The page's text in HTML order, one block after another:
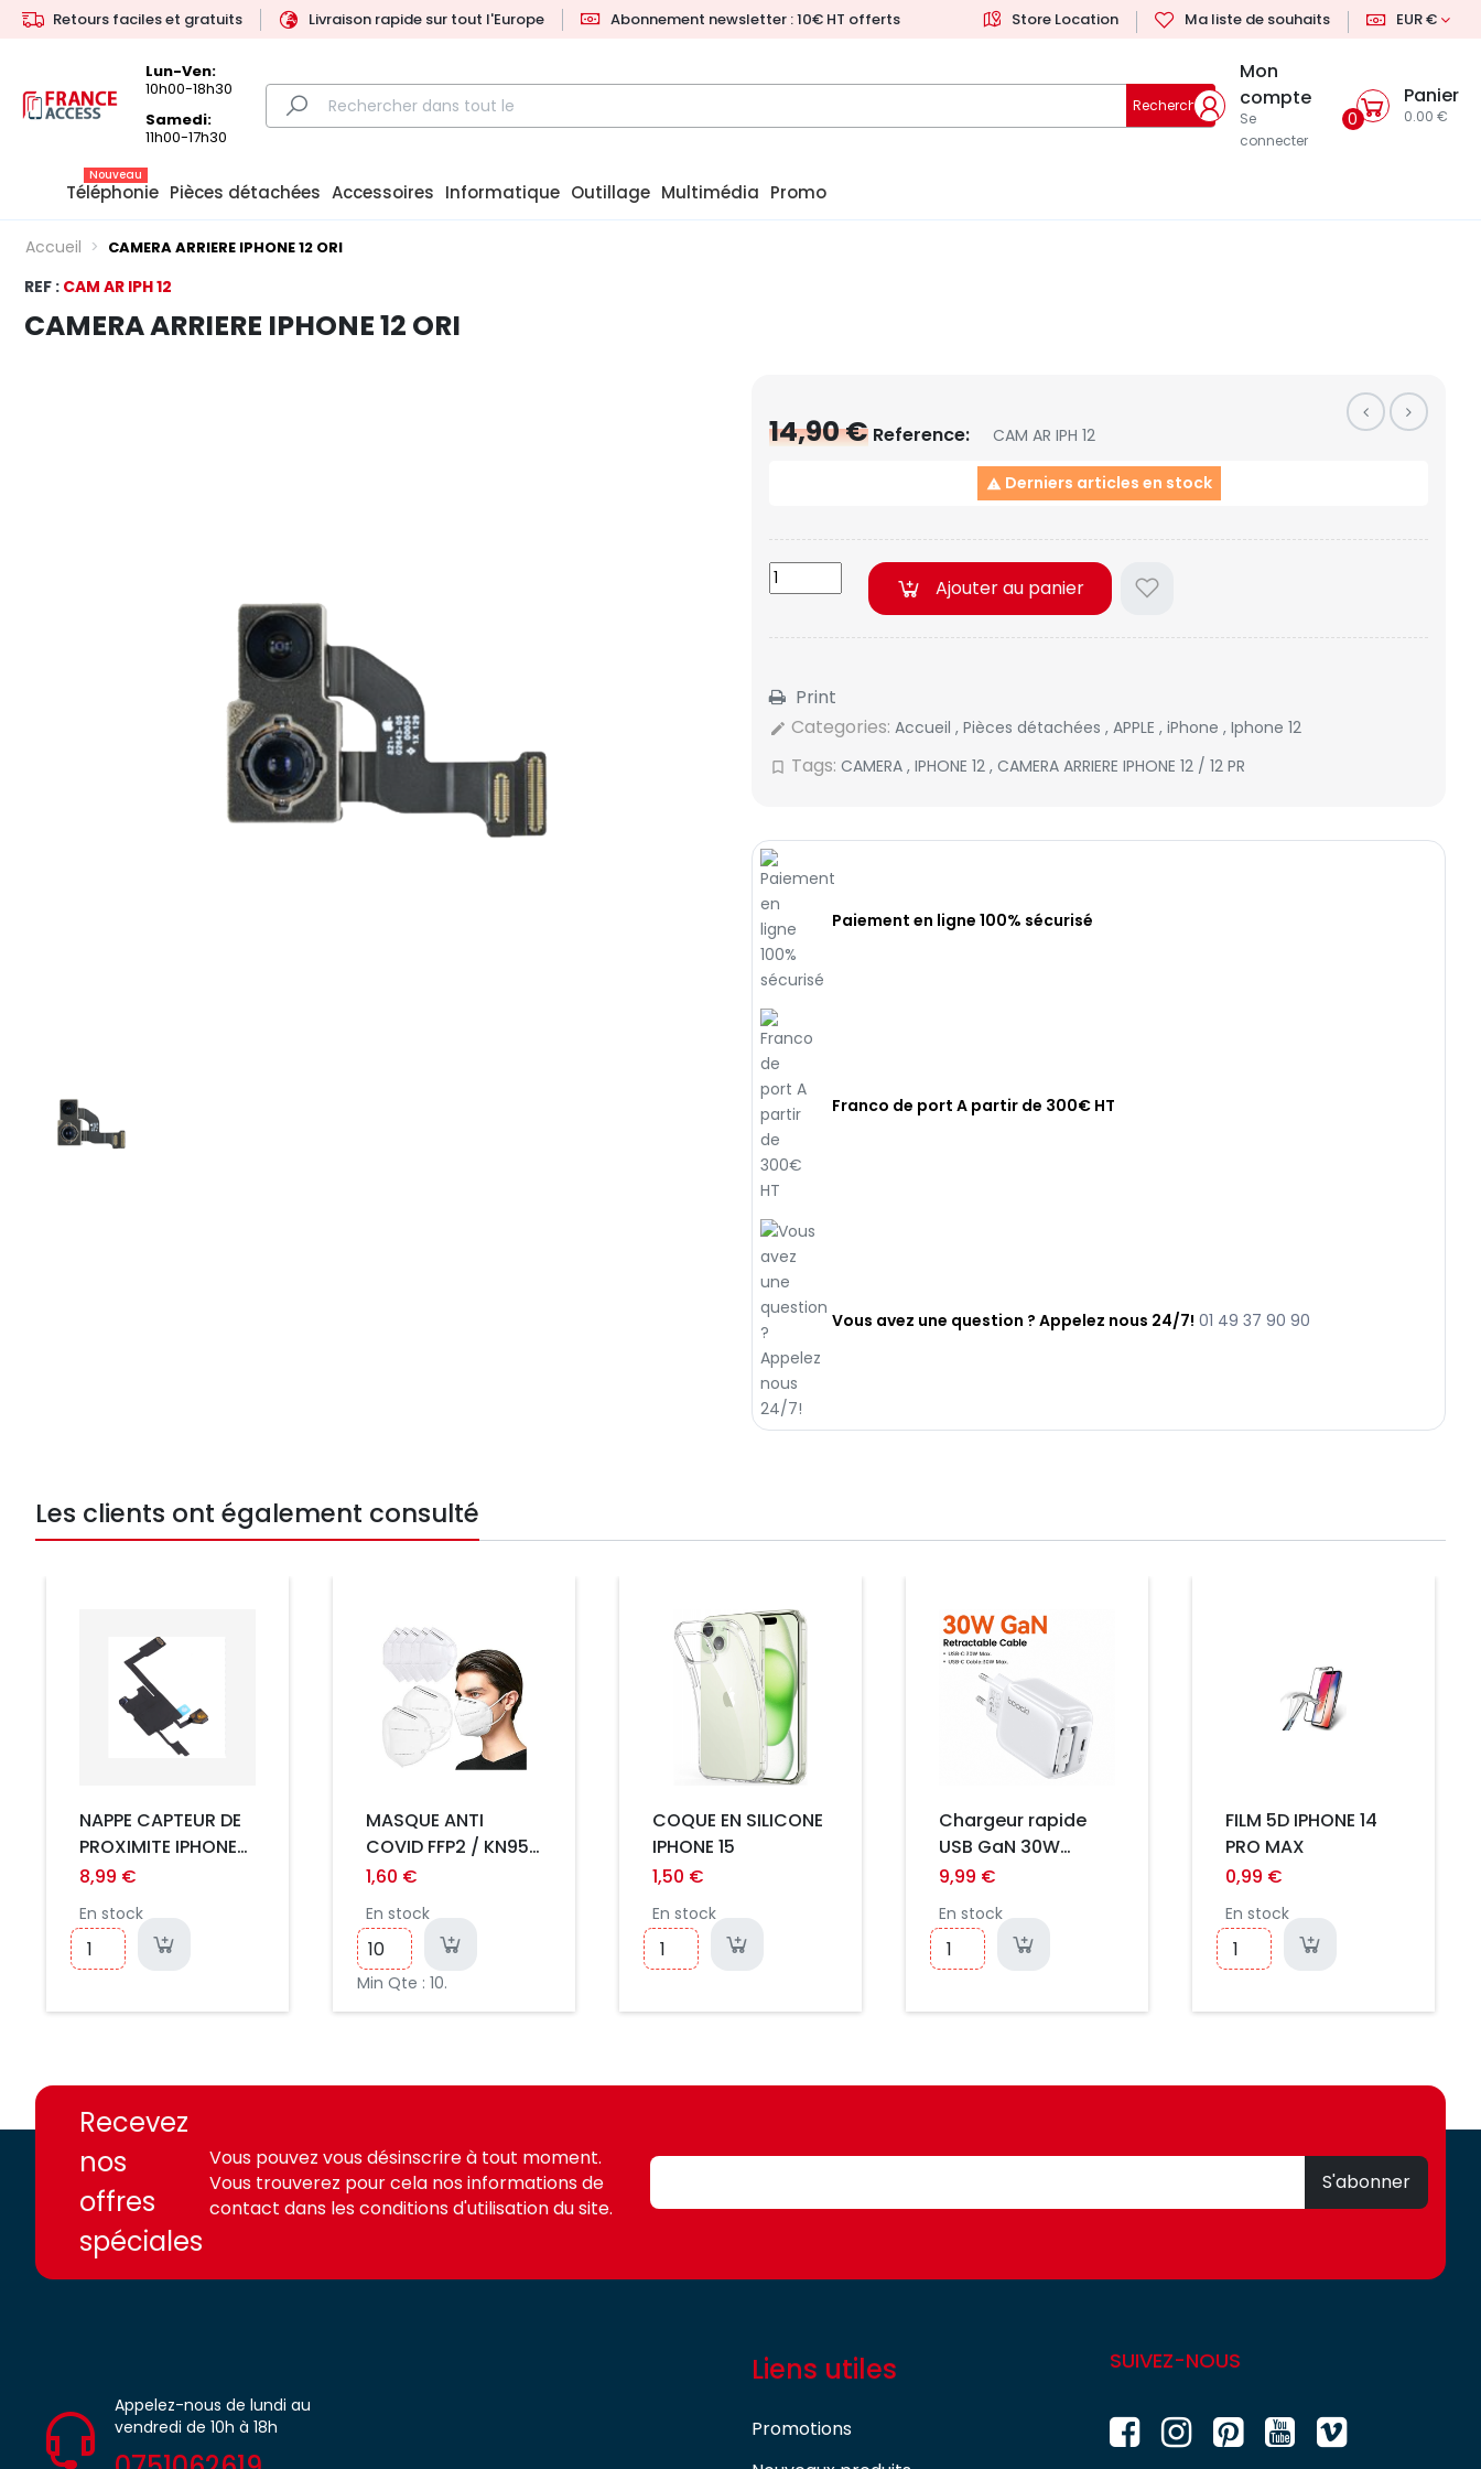
Retours faciles et gratuits Livraison rapide sur tout l'Europe Abonnement newsletter : 10€ HT offerts Store Location Ma liste de souhaits EUR €
Lun-Ven:
10h00-18h30
Samedi:
11h00-17h30
Rechercher
Mon
compte
Se
connecter
0
Panier
0.00 €
Téléphonie
Nouveau
Pièces détachées Accessoires Informatique Outillage Multimédia Promo
Accueil CAMERA ARRIERE IPHONE 12 ORI
REF : CAM AR IPH 12
CAMERA ARRIERE IPHONE 12 ORI
14,90 € Reference: CAM AR IPH 12
 Derniers articles en stock
Ajouter au panier
Print
edit Categories: Accueil , Pièces détachées , APPLE , iPhone , Iphone 12
bookmark_border Tags: CAMERA , IPHONE 12 , CAMERA ARRIERE IPHONE 12 / 12 PR
Paiement en ligne 100% sécurisé
Franco de port A partir de 300€ HT
Vous avez une question ? Appelez nous 24/7! 01 49 37 90 90
Les clients ont également consulté
NAPPE CAPTEUR DE
PROXIMITE IPHONE
14 PRO MAX
8,99 €
En stock
Prix
MASQUE ANTI
COVID FFP2 / KN95
CE
1,60 €
En stock
Min Qte : 10.
Prix
COQUE EN SILICONE
IPHONE 15
1,50 €
En stock
Prix
Chargeur rapide
USB GaN 30W
Toocki avec câble
Type-C
9,99 €
En stock
FILM 5D IPHONE 14
PRO MAX
0,99 €
En stock
access.fr
access.fr
Recevez
nos
offres
spéciales
Vous pouvez vous désinscrire à tout moment.
Vous trouverez pour cela nos informations de
contact dans les conditions d'utilisation du site.
S'abonner
Appelez-nous de lundi au
vendredi de 10h à 18h
Liens utiles
Promotions
SUIVEZ-NOUS